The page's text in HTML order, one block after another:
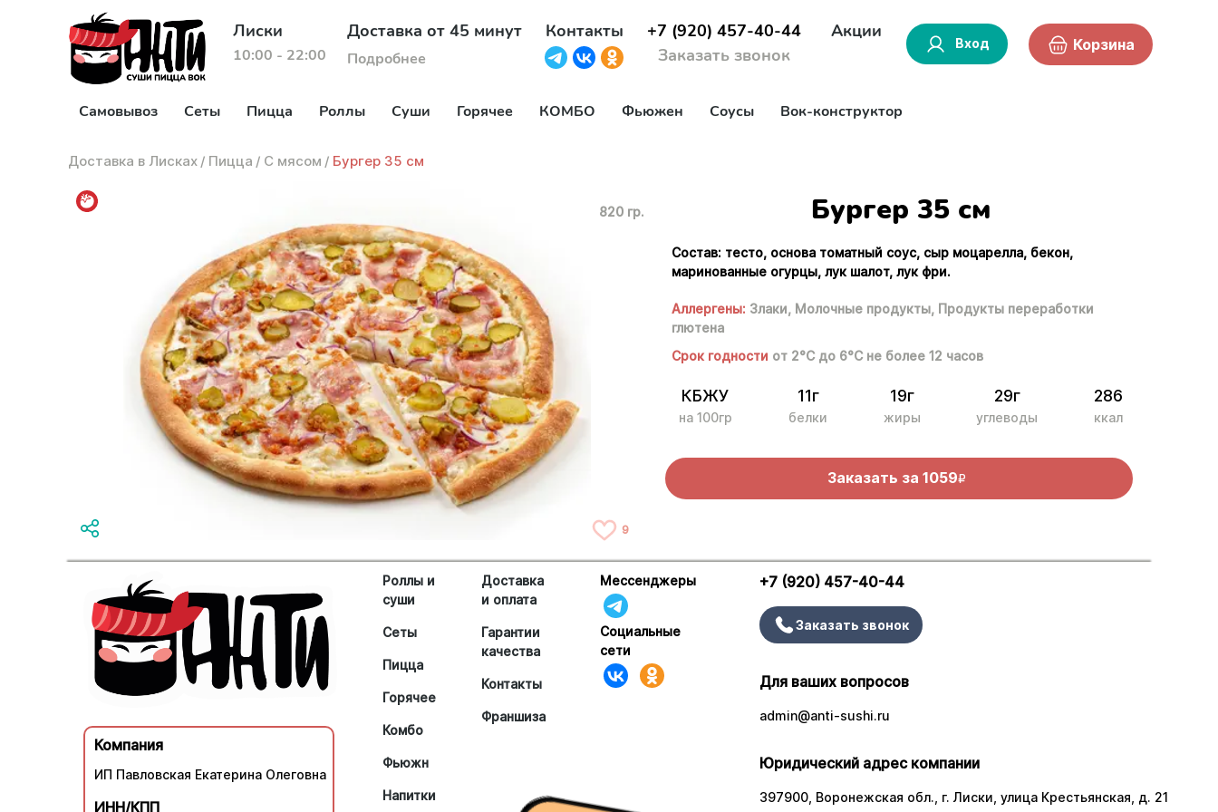
Лиски
10:00 - 22:00
Доставка от 45 минут
Подробнее
Контакты
+7 (920) 457-40-44
Заказать звонок
Акции
Вход Корзина
Самовывоз Сеты Пицца Роллы Суши Горячее КОМБО Фьюжен Соусы Вок-конструктор
Доставка в Лисках / Пицца / С мясом / Бургер 35 см
820 гр.
9
Бургер 35 см
Состав: тесто, основа томатный соус, сыр моцарелла, бекон,
маринованные огурцы, лук шалот, лук фри.
Аллергены: Злаки, Молочные продукты, Продукты переработки
глютена
Срок годности от 2°С до 6°С не более 12 часов
КБЖУ
на 100гр
11г
белки
19г
жиры
29г
углеводы
286
ккал
Заказать за 1059R
Компания
ИП Павловская Екатерина Олеговна
ИНН/КПП
Роллы и
суши
Сеты
Пицца
Горячее
Комбо
Фьюжн
Напитки
Доставка
и оплата
Гарантии
качества
Контакты
Франшиза
Мессенджеры
Социальные
сети
+7 (920) 457-40-44
Заказать звонок
Для ваших вопросов
admin@anti-sushi.ru
Юридический адрес компании
397900, Воронежская обл., г. Лиски, улица Крестьянская, д. 21